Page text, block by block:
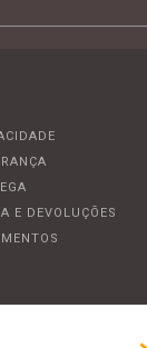
E DEVOLUÇÕES